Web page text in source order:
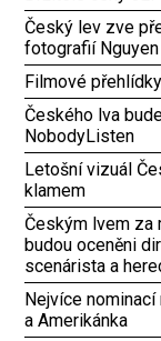
Český lev zve
fotografií
Filmové přehlídky
Českého lva
NobodyListen
Letošní vizuál
klamem
Českým lvem za
budou oceněni
scenárista a
Nejvíce
a Amerikánka